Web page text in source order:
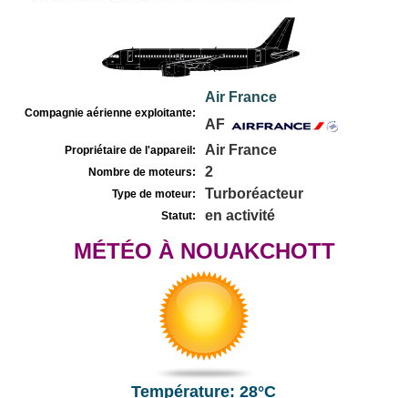
Compagnie aérienne exploitante:
Air France
AF
Propriétaire de l'appareil: Air France
Nombre de moteurs: 2
Type de moteur: Turboréacteur
Statut: en activité
MÉTÉO À NOUAKCHOTT
Température: 28°C